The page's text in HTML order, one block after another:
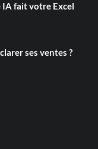
IA fait votre Excel
ses ventes ?